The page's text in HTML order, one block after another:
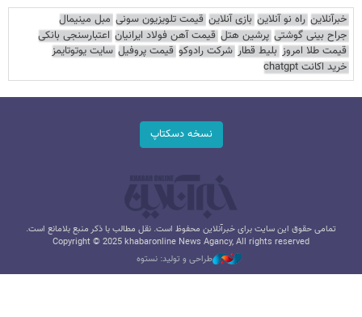
خبرآنلاین راه نو آنلاین بازی آنلاین قیمت تلویزیون سونی مبل مینیمال
جراح بینی گوشتی پرشین هتل قیمت آهن فولاد ایرانیان اعتبارسنجی بانکی
قیمت طلا امروز بلیط قطار شرکت رادوکو قیمت پروفیل سایت یوتوتایمز
خرید اکانت chatgpt
نسخه دسکتاپ
تمامی حقوق این سایت برای خبرآنلاین محفوظ است. نقل مطالب با ذکر منبع بلامانع است.
Copyright © 2025 khabaronline News Agancy, All rights reserved
طراحی و تولید: نستوه